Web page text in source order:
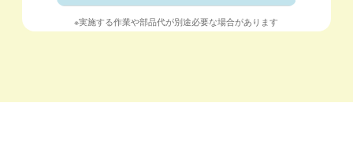
※実施する作業や部品代が別途必要な場合があります